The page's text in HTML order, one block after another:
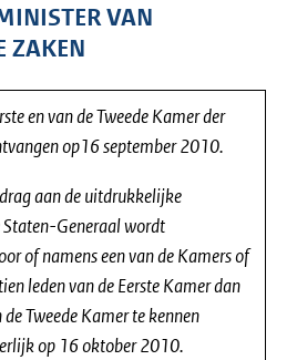
VAN
ZAKEN
en van de Tweede Kamer der
op16 september 2010.
aan de uitdrukkelijke
Generaal wordt
of namens een van de Kamers of
leden van de Eerste Kamer dan
Tweede Kamer te kennen
op 16 oktober 2010.